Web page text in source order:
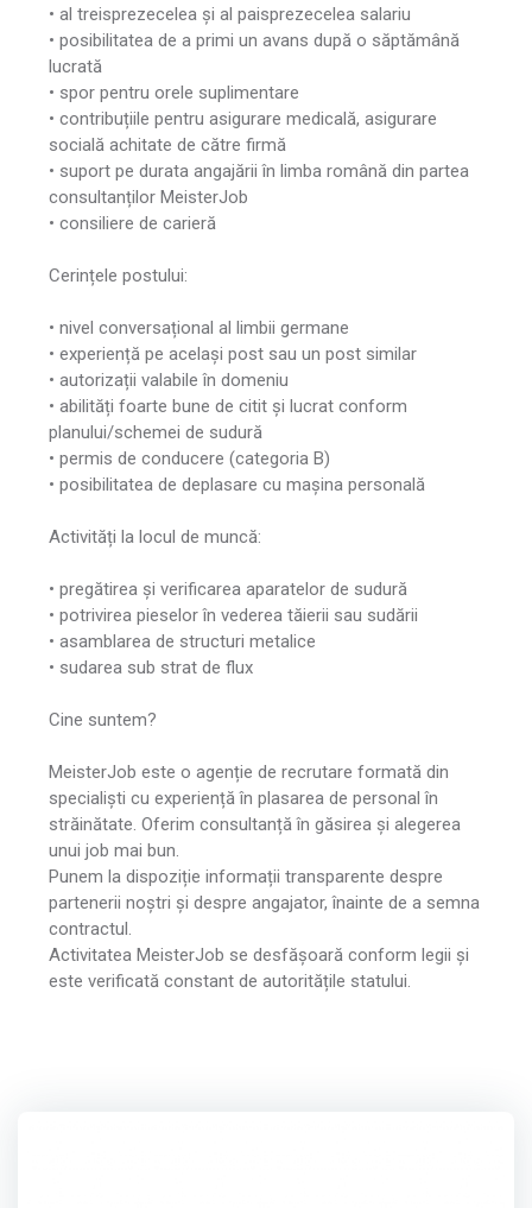
• al treisprezecelea și al paisprezecelea salariu
• posibilitatea de a primi un avans după o săptămână
lucrată
• spor pentru orele suplimentare
• contribuțiile pentru asigurare medicală, asigurare
socială achitate de către firmă
• suport pe durata angajării în limba română din partea
consultanților MeisterJob
• consiliere de carieră
Cerințele postului:
• nivel conversațional al limbii germane
• experiență pe același post sau un post similar
• autorizații valabile în domeniu
• abilități foarte bune de citit și lucrat conform
planului/schemei de sudură
• permis de conducere (categoria B)
• posibilitatea de deplasare cu mașina personală
Activități la locul de muncă:
• pregătirea și verificarea aparatelor de sudură
• potrivirea pieselor în vederea tăierii sau sudării
• asamblarea de structuri metalice
• sudarea sub strat de flux
Cine suntem?
MeisterJob este o agenție de recrutare formată din
specialiști cu experiență în plasarea de personal în
străinătate. Oferim consultanță în găsirea și alegerea
unui job mai bun.
Punem la dispoziție informații transparente despre
partenerii noștri și despre angajator, înainte de a semna
contractul.
Activitatea MeisterJob se desfășoară conform legii și
este verificată constant de autoritățile statului.